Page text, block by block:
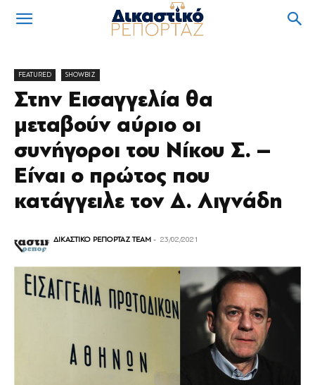
FEATURED SHOWBIZ
Στην Εισαγγελία θα
μεταβούν αύριο οι
συνήγοροι του Νίκου Σ. –
Είναι ο πρώτος που
κατάγγειλε τον Δ. Λιγνάδη
ΔΙΚΑΣΤΙΚΟ ΡΕΠΟΡΤΑΖ TEAM - 23/02/2021